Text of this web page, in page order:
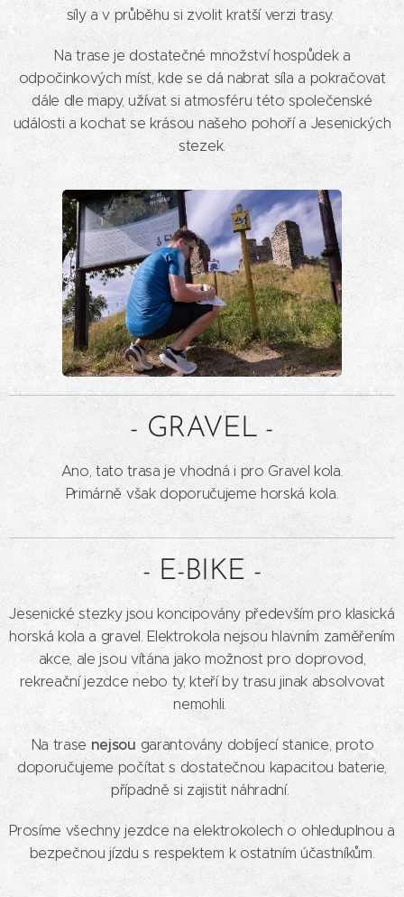
síly a v průběhu si zvolit kratší verzi trasy.
Na trase je dostatečné množství hospůdek a
odpočinkových míst, kde se dá nabrat síla a pokračovat
dále dle mapy, užívat si atmosféru této společenské
události a kochat se krásou našeho pohoří a Jesenických
stezek.
- GRAVEL -
Ano, tato trasa je vhodná i pro Gravel kola.
Primárně však doporučujeme horská kola.
- E-BIKE -
Jesenické stezky jsou koncipovány především pro klasická
horská kola a gravel. Elektrokola nejsou hlavním zaměřením
akce, ale jsou vítána jako možnost pro doprovod,
rekreační jezdce nebo ty, kteří by trasu jinak absolvovat
nemohli.
Na trase nejsou garantovány dobíjecí stanice, proto
doporučujeme počítat s dostatečnou kapacitou baterie,
případně si zajistit náhradní.
Prosíme všechny jezdce na elektrokolech o ohleduplnou a
bezpečnou jízdu s respektem k ostatním účastníkům.